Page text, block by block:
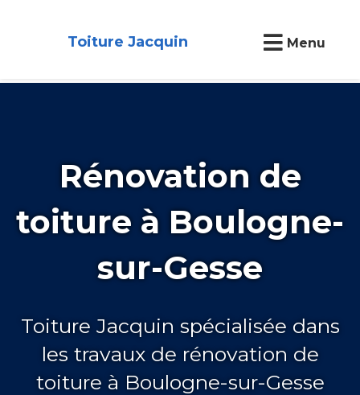
Toiture Jacquin Menu
Rénovation de
toiture à Boulogne-
sur-Gesse
Toiture Jacquin spécialisée dans
les travaux de rénovation de
toiture à Boulogne-sur-Gesse